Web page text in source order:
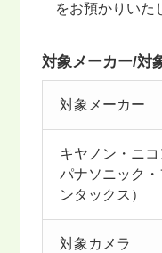
をお預かりいた
対象メーカー/対
対象メーカー
キヤノン・ニ
パナソニック
ンタックス）
対象カメラ